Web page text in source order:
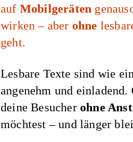
auf Mobilgeräten
wirken – aber ohne
geht.
Lesbare Texte sind wie
angenehm und
deine Besucher ohne
möchtest – und länger